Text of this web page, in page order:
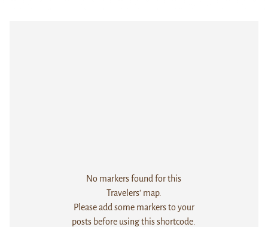
No markers found for this
Travelers' map.
Please add some markers to your
posts before using this shortcode.